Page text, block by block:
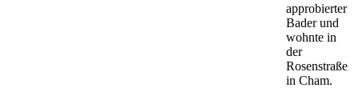
approbierter
Bader und
wohnte in
der
Rosenstraße
in Cham.